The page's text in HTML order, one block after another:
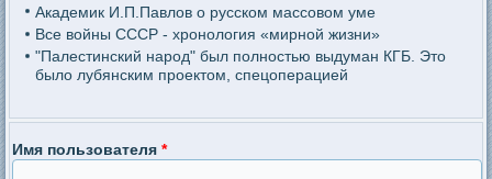
Академик И.П.Павлов о русском массовом уме
Все войны СССР - хронология «мирной жизни»
"Палестинский народ" был полностью выдуман КГБ. Это
было лубянским проектом, спецоперацией
Имя пользователя*